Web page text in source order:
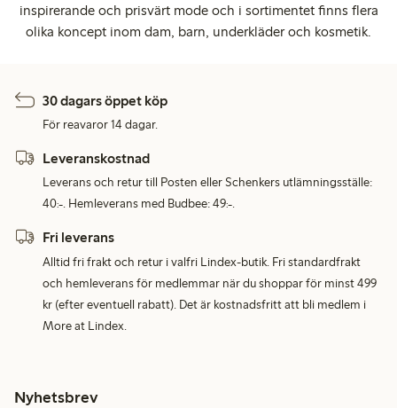
inspirerande och prisvärt mode och i sortimentet finns flera
olika koncept inom dam, barn, underkläder och kosmetik.
30 dagars öppet köp
För reavaror 14 dagar.
Leveranskostnad
Leverans och retur till Posten eller Schenkers utlämningsställe:
40:-. Hemleverans med Budbee: 49:-.
Fri leverans
Alltid fri frakt och retur i valfri Lindex-butik. Fri standardfrakt
och hemleverans för medlemmar när du shoppar för minst 499
kr (efter eventuell rabatt). Det är kostnadsfritt att bli medlem i
More at Lindex.
Nyhetsbrev